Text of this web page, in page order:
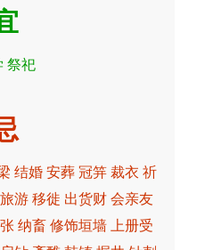
祭祀
结婚 安葬 冠笄 裁衣 祈
游 移徙 出货财 会亲友
纳畜 修饰垣墙 上册受